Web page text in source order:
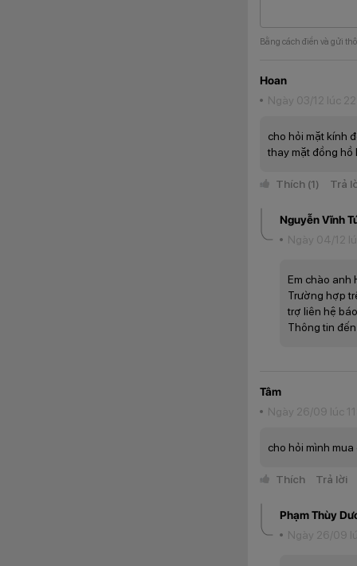
gọi video. Tính
hình của con
Định vị
mình qua các
tham gia các
Bằng cách điền và gửi
Hoan
Ngày 03/12 lúc
cho hỏi mặt kính
thay mặt đồng hồ
Thích (1) Trả
Nguyễn Vĩnh
Ngày 04/12
Em chào anh
Trường hợp
trợ liên hệ
Thông tin
Tâm
Ngày 26/09 lúc
cho hỏi mình
Thích Trả lời
Phạm Thùy
Ngày 26/09